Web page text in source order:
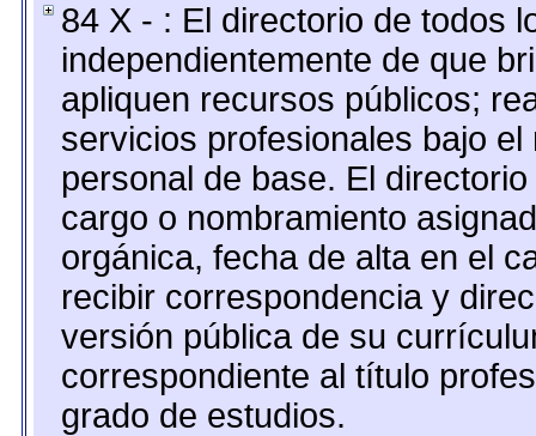
84 X - : El directorio de todos
independientemente de que
apliquen recursos públicos;
servicios profesionales bajo
personal de base. El
cargo o nombramiento
orgánica, fecha de alta en el
recibir correspondencia y
versión pública de su
correspondiente al título
grado de estudios.